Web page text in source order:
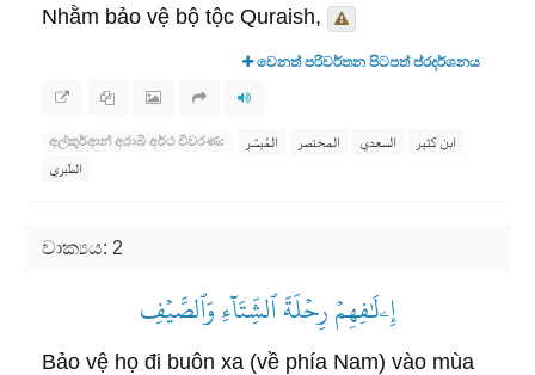
Nhằm bảo vệ bộ tộc Quraish,
වෙනත් පරිවර්තන පිටපත් ප්රදර්ශනය
අල්කුර්ආන් අරාබි අර්ථ විවරණ: المُيسَّر المختصر السعدي
ابن كثير
الطبري
වාක්‍යය: 2
إِۦلَٰفِهِمۡ رِحۡلَةَ ٱلشِّتَآءِ وَٱلصَّيۡفِ
Bảo vệ họ đi buôn xa (về phía Nam) vào mùa